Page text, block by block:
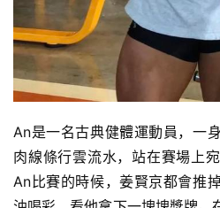
An是一名古典健體運動員，一
肉線條行雲流水，站在賽場上
An比賽的時候，姜賢京都會推